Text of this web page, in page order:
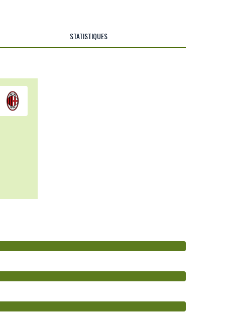
STATISTIQUES